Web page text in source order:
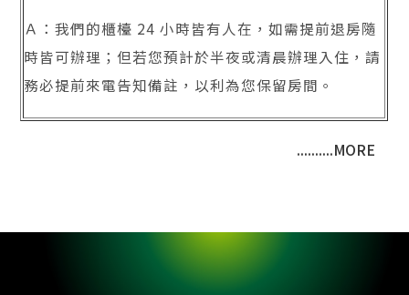
Ａ：我們的櫃檯 24 小時皆有人在，如需提前退房隨
時皆可辦理；但若您預計於半夜或清晨辦理入住，請
務必提前來電告知備註，以利為您保留房間。
..........MORE